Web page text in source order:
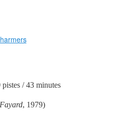
/ 43 minutes
Fayard, 1979)